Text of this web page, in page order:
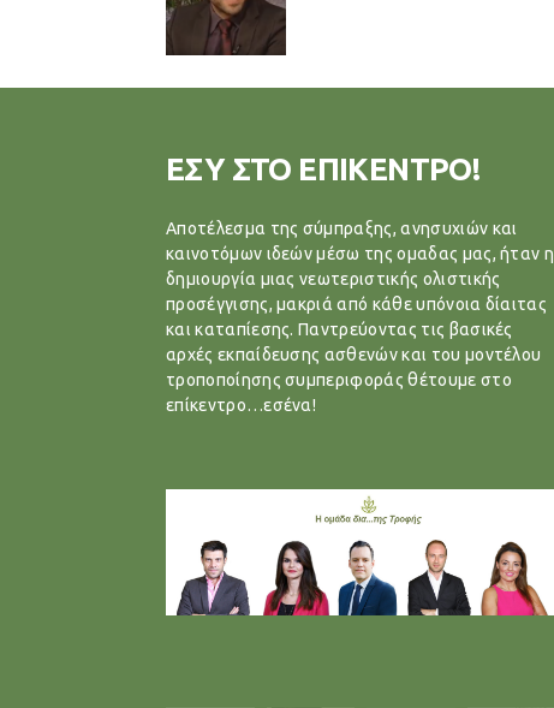
ΕΣΥ ΣΤΟ ΕΠΙΚΕΝΤΡΟ!
Αποτέλεσμα της σύμπραξης, ανησυχιών και
καινοτόμων ιδεών μέσω της ομαδας μας, ήταν η
δημιουργία μιας νεωτεριστικής ολιστικής
προσέγγισης, μακριά από κάθε υπόνοια δίαιτας
και καταπίεσης. Παντρεύοντας τις βασικές
αρχές εκπαίδευσης ασθενών και του μοντέλου
τροποποίησης συμπεριφοράς θέτουμε στο
επίκεντρο…εσένα!